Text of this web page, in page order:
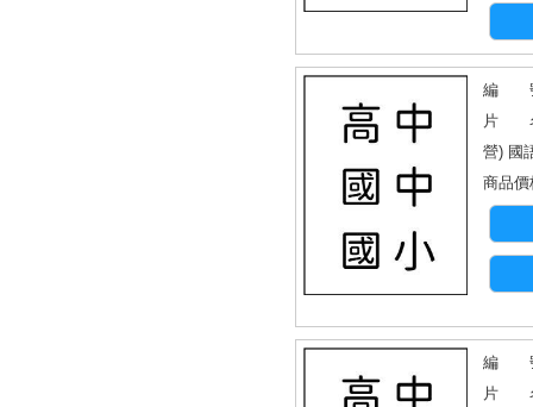
編 號
片 名
營) 國
商品價
編 號
片 名